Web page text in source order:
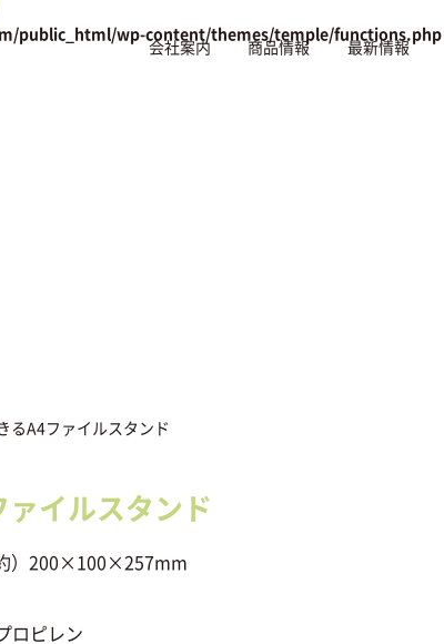
public_html/wp-content/themes/temple/functions.php
会社案内 商品情報 最新情報
るA4ファイルスタンド
ァイルスタンド
200×100×257mm
ン